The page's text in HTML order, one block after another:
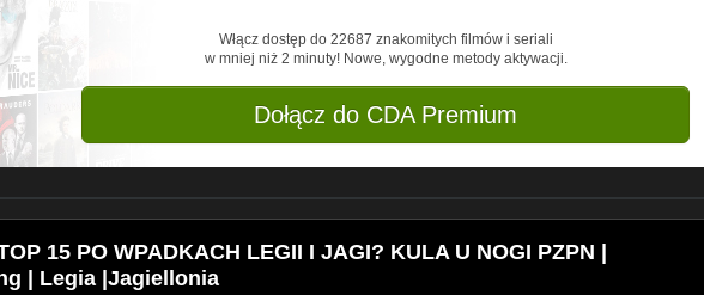
Włącz dostęp do 22687 znakomitych filmów i seriali
w mniej niż 2 minuty! Nowe, wygodne metody aktywacji.
Dołącz do CDA Premium
15 PO WPADKACH LEGII I JAGI? KULA U NOGI PZPN |
| Legia |Jagiellonia